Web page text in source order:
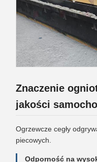
Znaczenie
jakości
Ogrzewcze cegły
piecowych.
Odporność na